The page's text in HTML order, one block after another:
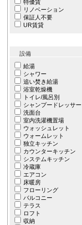
特優賃
リノベーション
保証人不要
UR賃貸
設備
給湯
シャワー
追い焚き給湯
浴室乾燥機
トイレ/風呂別
シャンプードレッサー
洗面台
室内洗濯機置場
ウォッシュレット
ウォームレット
独立キッチン
カウンターキッチン
システムキッチン
冷蔵庫
エアコン
床暖房
フローリング
バルコニー
テラス
ロフト
収納